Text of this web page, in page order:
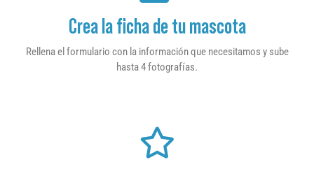
Crea la ficha de tu mascota
Rellena el formulario con la información que necesitamos y sube
hasta 4 fotografías.